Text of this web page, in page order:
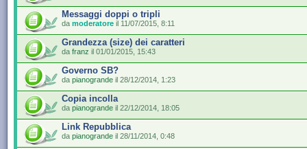
Messaggi doppi o tripli
da moderatore il 11/07/2015, 8:11
Grandezza (size) dei caratteri
da franz il 01/01/2015, 15:43
Governo SB?
da pianogrande il 28/12/2014, 1:23
Copia incolla
da pianogrande il 22/12/2014, 18:05
Link Repubblica
da pianogrande il 28/11/2014, 0:48